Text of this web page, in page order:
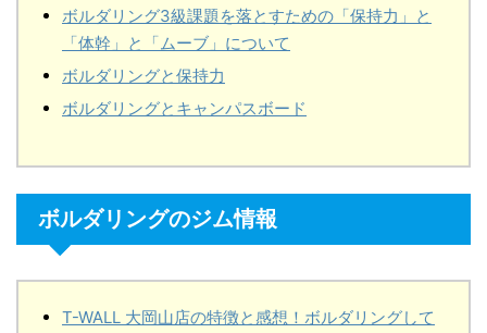
ボルダリング3級課題を落とすための「保持力」と
「体幹」と「ムーブ」について
ボルダリングと保持力
ボルダリングとキャンパスボード
ボルダリングのジム情報
T-WALL 大岡山店の特徴と感想！ボルダリングして